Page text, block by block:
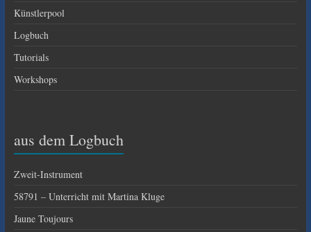
Künstlerpool
Logbuch
Tutorials
Workshops
aus dem Logbuch
Zweit-Instrument
58791 – Unterricht mit Martina Kluge
Jaune Toujours